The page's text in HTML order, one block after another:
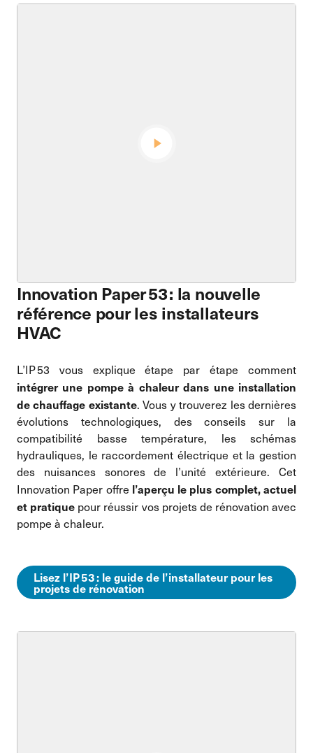
Innovation Paper 53 : la nouvelle
référence pour les installateurs
HVAC
L’IP 53 vous explique étape par étape comment
intégrer une pompe à chaleur dans une installation
de chauffage existante. Vous y trouverez les dernières
évolutions technologiques, des conseils sur la
compatibilité basse température, les schémas
hydrauliques, le raccordement électrique et la gestion
des nuisances sonores de l’unité extérieure. Cet
Innovation Paper offre l’aperçu le plus complet, actuel
et pratique pour réussir vos projets de rénovation avec
pompe à chaleur.
Lisez l’IP 53 : le guide de l’installateur pour les
projets de rénovation